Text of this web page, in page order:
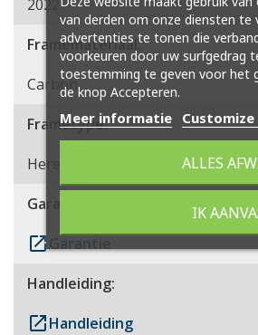
2022
Framemateriaal:
Carbon
Frametype:
Heren
Garantie:
launchGarantie
Handleiding:
launchHandleiding
van derden om onze diensten te
advertenties te tonen die
voorkeuren door uw surfgedrag
toestemming te geven voor het
de knop Accepteren.
Meer informatie
ALLES
IK